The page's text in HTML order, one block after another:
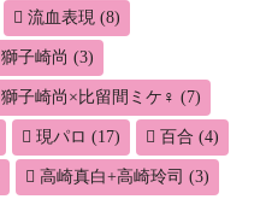
流血表現 (8)
獅子崎尚 (3)
獅子崎尚×比留間ミケ♀ (7)
現パロ (17) 百合 (4)
高崎真白+高崎玲司 (3)